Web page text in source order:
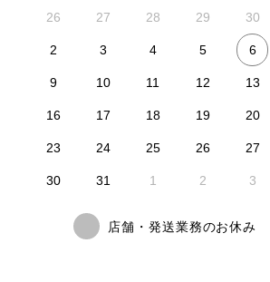
26 27 28 29 30
2 3 4 5 6
9 10 11 12 13
16 17 18 19 20
23 24 25 26 27
30 31 1 2 3
店舗・発送業務のお休み